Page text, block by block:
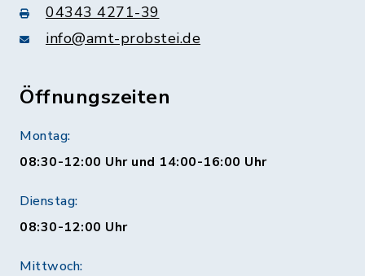
04343 4271-39
info@amt-probstei.de
Öffnungszeiten
Montag:
08:30-12:00 Uhr und 14:00-16:00 Uhr
Dienstag:
08:30-12:00 Uhr
Mittwoch: